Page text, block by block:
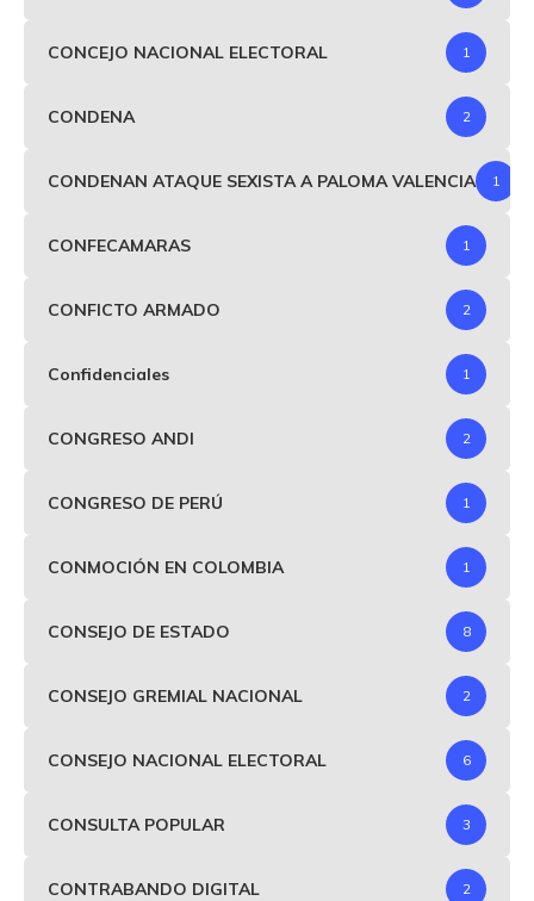
CONCEJO NACIONAL ELECTORAL 1
CONDENA 2
CONDENAN ATAQUE SEXISTA A PALOMA VALENCIA 1
CONFECAMARAS 1
CONFICTO ARMADO 2
Confidenciales 1
CONGRESO ANDI 2
CONGRESO DE PERÚ 1
CONMOCIÓN EN COLOMBIA 1
CONSEJO DE ESTADO 8
CONSEJO GREMIAL NACIONAL 2
CONSEJO NACIONAL ELECTORAL 6
CONSULTA POPULAR 3
CONTRABANDO DIGITAL 2